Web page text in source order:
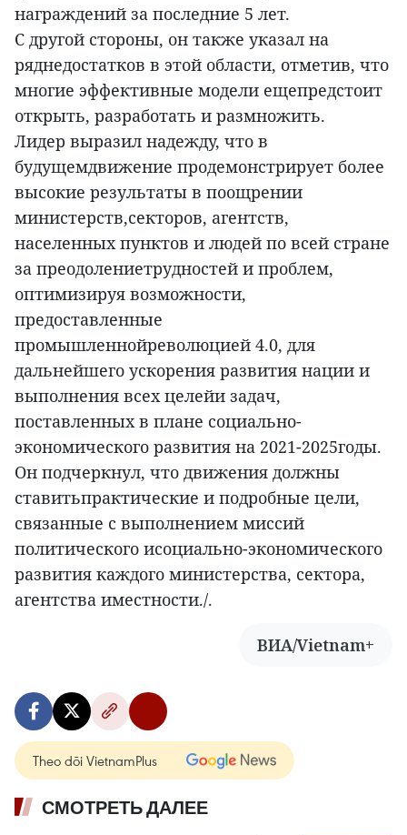
награждений за последние 5 лет.
С другой стороны, он также указал на
ряднедостатков в этой области, отметив, что
многие эффективные модели ещепредстоит
открыть, разработать и размножить.
Лидер выразил надежду, что в
будущемдвижение продемонстрирует более
высокие результаты в поощрении
министерств,секторов, агентств,
населенных пунктов и людей по всей стране
за преодолениетрудностей и проблем,
оптимизируя возможности,
предоставленные
промышленнойреволюцией 4.0, для
дальнейшего ускорения развития нации и
выполнения всех целейи задач,
поставленных в плане социально-
экономического развития на 2021-2025годы.
Он подчеркнул, что движения должны
ставитьпрактические и подробные цели,
связанные с выполнением миссий
политического исоциально-экономического
развития каждого министерства, сектора,
агентства иместности./.
ВИА/Vietnam+
Theo dõi VietnamPlus
СМОТРЕТЬ ДАЛЕЕ